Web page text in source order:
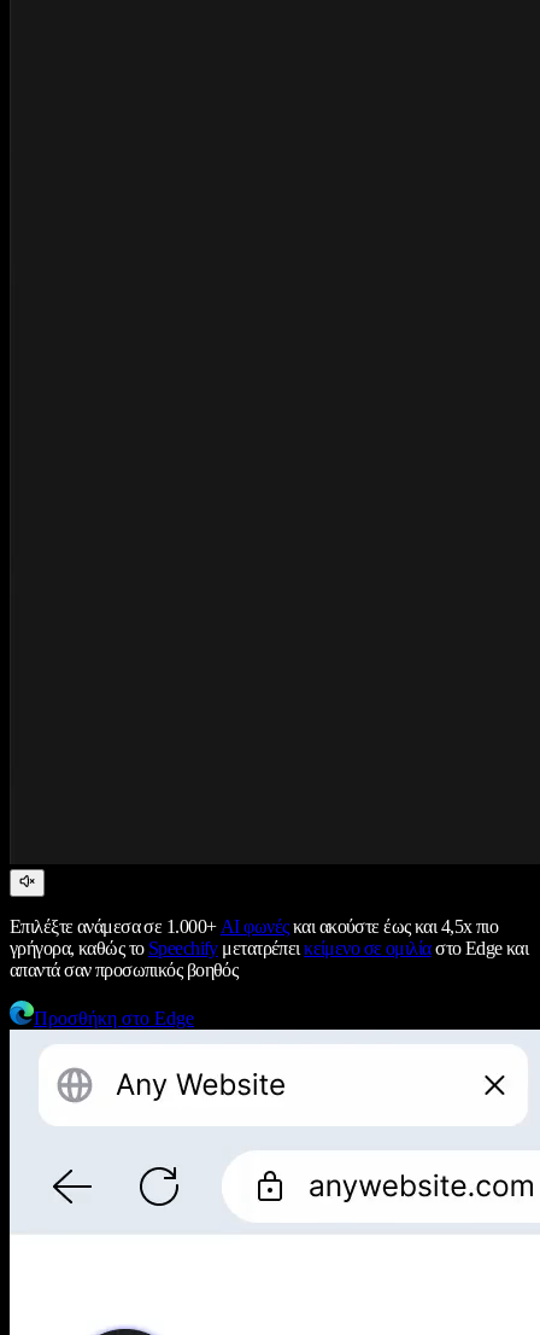
Επιλέξτε ανάμεσα σε 1.000+ AI φωνέςκαι ακούστε έως και 4,5x πιο
γρήγορα, καθώς το Speechifyμετατρέπεικείμενο σε ομιλίαστο Edge και
απαντά σαν προσωπικός βοηθός
Προσθήκη στο Edge